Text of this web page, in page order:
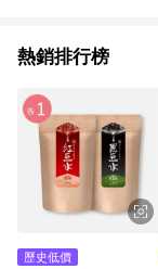
熱銷排行榜
歷史低價